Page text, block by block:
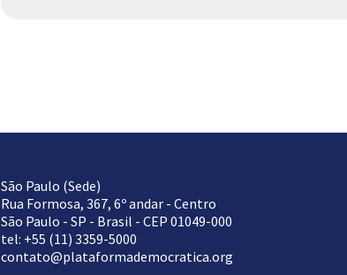
São Paulo (Sede)
Rua Formosa, 367, 6º andar - Centro
São Paulo - SP - Brasil - CEP 01049-000
tel: +55 (11) 3359-5000
contato@plataformademocratica.org